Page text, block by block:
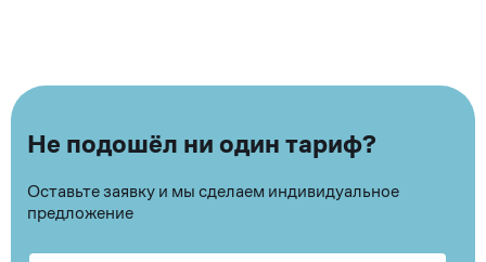
Не подошёл ни один тариф?
Оставьте заявку и мы сделаем индивидуальное
предложение